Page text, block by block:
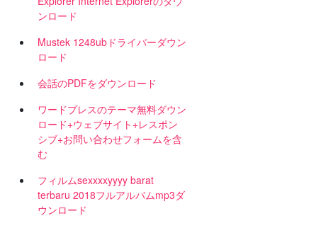
ンロード
Mustek 1248ubドライバーダウン
ロード
会話のPDFをダウンロード
ワードプレスのテーマ無料ダウン
ロード+ウェブサイト+レスポン
シブ+お問い合わせフォームを含
む
フィルムsexxxxyyyy barat
terbaru 2018フルアルバムmp3ダ
ウンロード